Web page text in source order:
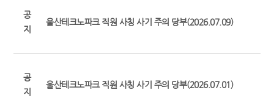
공
지
울산테크노파크 직원 사칭 사기 주의 당부(2026.07.09)
공
지
울산테크노파크 직원 사칭 사기 주의 당부(2026.07.01)